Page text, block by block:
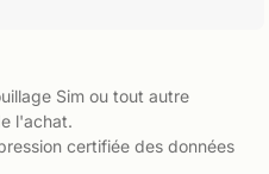
Sim ou tout autre
l'achat.
certifiée des données